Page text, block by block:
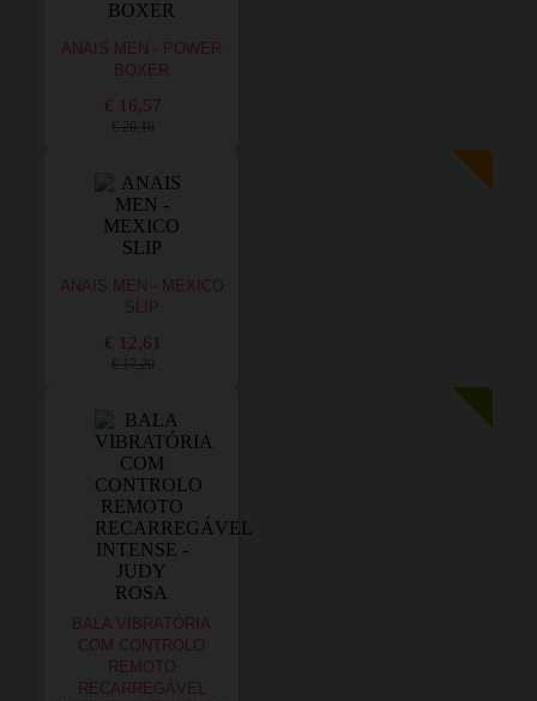
ANAIS MEN - POWER
BOXER
€ 16,57
€ 20,16
ANAIS MEN - MEXICO
SLIP
€ 12,61
€ 17,20
BALA VIBRATÓRIA
COM CONTROLO
REMOTO
RECARREGÁVEL